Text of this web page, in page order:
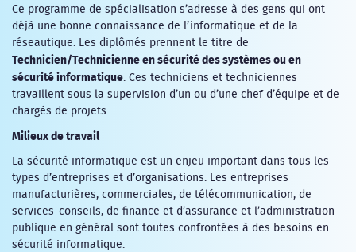
Ce programme de spécialisation s’adresse à des gens qui ont
déjà une bonne connaissance de l’informatique et de la
réseautique. Les diplômés prennent le titre de
Technicien/Technicienne en sécurité des systèmes ou en
sécurité informatique. Ces techniciens et techniciennes
travaillent sous la supervision d’un ou d’une chef d’équipe et de
chargés de projets.
Milieux de travail
La sécurité informatique est un enjeu important dans tous les
types d’entreprises et d’organisations. Les entreprises
manufacturières, commerciales, de télécommunication, de
services-conseils, de finance et d’assurance et l’administration
publique en général sont toutes confrontées à des besoins en
sécurité informatique.